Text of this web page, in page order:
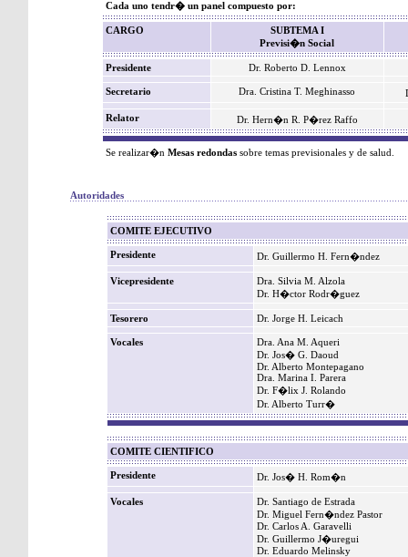
Cada uno tendr� un panel compuesto por:
CARGO
SUBTEMA I
Previsi�n Social
Presidente Dr. Roberto D. Lennox
Secretario Dra. Cristina T. Meghinasso
Relator Dr. Hern�n R. P�rez Raffo
Se realizar�n Mesas redondassobre temas previsionales y de salud.
Autoridades
COMITE EJECUTIVO
Presidente Dr. Guillermo H. Fern�ndez
Vicepresidente
Dra. Silvia M. Alzola
Dr. H�ctor Rodr�guez
Tesorero Dr. Jorge H. Leicach
Vocales
Dra. Ana M. Aqueri
Dr. Jos� G. Daoud
Dr. Alberto Montepagano
Dra. Marina I. Parera
Dr. F�lix J. Rolando
Dr. Alberto Turr�
COMITE CIENTIFICO
Presidente Dr. Jos� H. Rom�n
Vocales
Dr. Santiago de Estrada
Dr. Miguel Fern�ndez Pastor
Dr. Carlos A. Garavelli
Dr. Guillermo J�uregui
Dr. Eduardo Melinsky